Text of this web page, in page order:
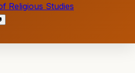
Religious Studies